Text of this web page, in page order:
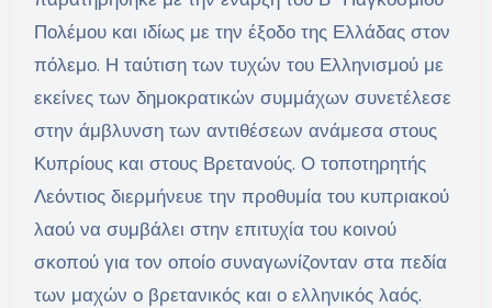
Πολέμου και ιδίως με την έξοδο της Ελλάδας στον
πόλεμο. Η ταύτιση των τυχών του Ελληνισμού με
εκείνες των δημοκρατικών συμμάχων συνετέλεσε
στην άμβλυνση των αντιθέσεων ανάμεσα στους
Κυπρίους και στους Βρετανούς. Ο τοποτηρητής
Λεόντιος διερμήνευε την προθυμία του κυπριακού
λαού να συμβάλει στην επιτυχία του κοινού
σκοπού για τον οποίο συναγωνίζονταν στα πεδία
των μαχών ο βρετανικός και ο ελληνικός λαός.